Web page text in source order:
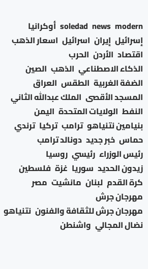
modern
news
soledad أوكرانيا
إسرائيل إيران اسرائيل اسعار الذهب
اقتصاد الأردن الحرب
الذكاء الاصطناعي الذهب الصين
الضفة الغربية الطقس العراق
المسجد الأقصى الملك عبدالله الثاني
النفط الولايات المتحدة اليمن
بنيامين نتنياهو ترامب تركيا ترندي
حماس خبر جديد دونالد ترامب
رئيس الوزراء رئيسي روسيا
زيدون الحديد سوريا غزة فلسطين
كرة القدم لبنان مانشيت مصر
مهرجان جرش
مهرجان جرش للثقافة والفنون نتنياهو
نضال المجالي واشنطن